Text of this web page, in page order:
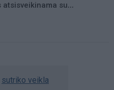
atsisveikinama su
sutriko veikla